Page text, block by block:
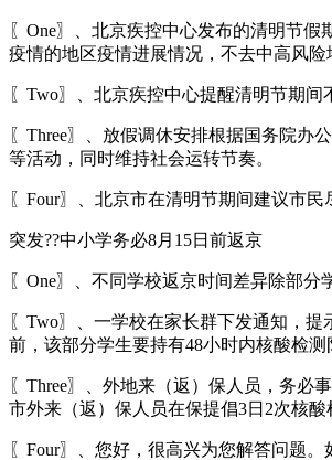
〖One〗、北京疾控中心发布的清明节
疫情的地区疫情进展情况，不去中高风
〖Two〗、北京疾控中心提醒清明节期
〖Three〗、放假调休安排根据国务院办
等活动，同时维持社会运转节奏。
〖Four〗、北京市在清明节期间建议市
突发??中小学务必8月15日前返京
〖One〗、不同学校返京时间差异除部
〖Two〗、一学校在家长群下发通知，
前，该部分学生要持有48小时内核酸检
〖Three〗、外地来（返）保人员，务必
市外来（返）保人员在保提倡3日2次核
〖Four〗、您好，很高兴为您解答问题